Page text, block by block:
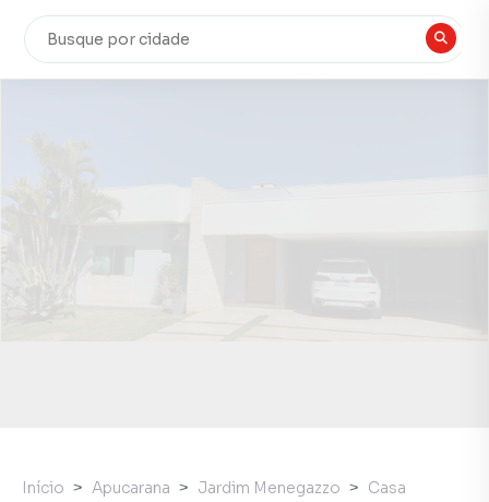
Início Apucarana Jardim Menegazzo
Casa